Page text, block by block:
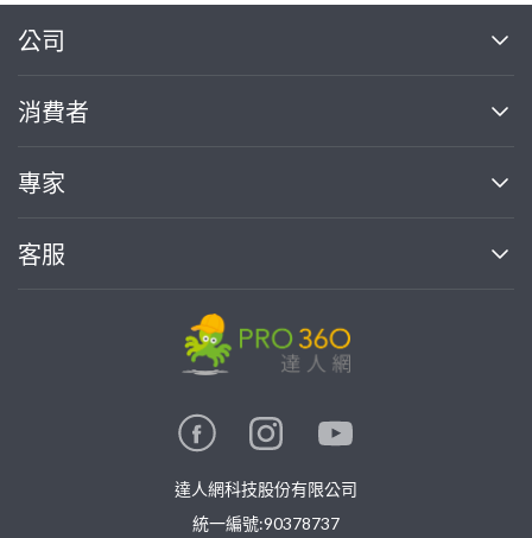
公司
關於我們
部落格
加入我們
消費者
買服務
熱門服務
專家
案件中心
客服
達人網科技股份有限公司
統一編號:90378737
繼續完成